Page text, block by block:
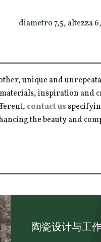
diametro 7,5, altezza
unique and
inspiration and
contact us
the beauty and
陶瓷设计与工